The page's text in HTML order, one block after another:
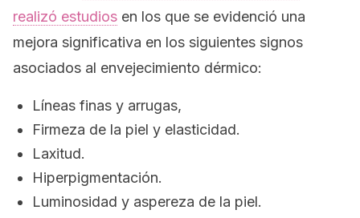
realizó estudios en los que se evidenció una
mejora significativa en los siguientes signos
asociados al envejecimiento dérmico:
Líneas finas y arrugas,
Firmeza de la piel y elasticidad.
Laxitud.
Hiperpigmentación.
Luminosidad y aspereza de la piel.